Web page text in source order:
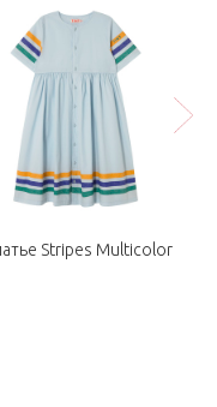
Stripes Multicolor